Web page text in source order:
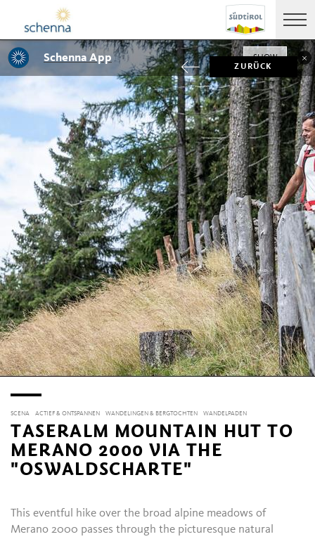
ZURÜCK
SCENA ACTIEF & ONTSPANNEN WANDELINGEN & BERGTOCHTEN WANDELPADEN
TASERALM MOUNTAIN HUT TO
MERANO 2000 VIA THE
"OSWALDSCHARTE"
This eventful hike over the broad alpine meadows of
Merano 2000 passes through the picturesque natural
Schenna App SHOW